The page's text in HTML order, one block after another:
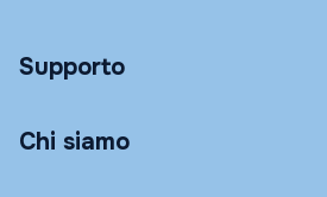
Supporto
Chi siamo